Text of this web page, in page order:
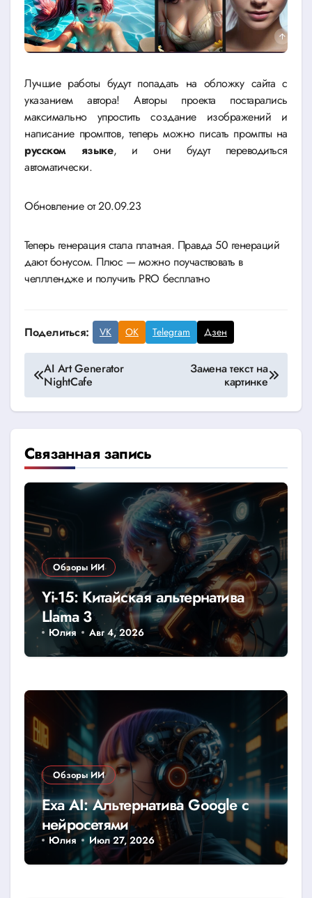
Лучшие работы будут попадать на обложку сайта с
указанием автора! Авторы проекта постарались
максимально упростить создание изображений и
написание промптов, теперь можно писать промпты на
русском языке, и они будут переводиться
автоматически.
Обновление от 20.09.23
Теперь генерация стала платная. Правда 50 генераций
дают бонусом. Плюс — можно поучаствовать в
челллендже и получить PRO бесплатно
Поделиться: VK OK Telegram Дзен
Навигация
записям
AI Art Generator
NightCafe
Замена текст на
картинке
Связанная запись
Обзоры ИИ
Yi-15: Китайская альтернатива
Llama 3
Юлия Авг 4, 2026
Обзоры ИИ
Exa AI: Альтернатива Google с
нейросетями
Юлия Июл 27, 2026